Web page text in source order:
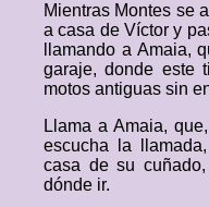
Mientras Montes se
a casa de Víctor y
llamando a Amaia,
garaje, donde este
motos antiguas sin
Llama a Amaia,
escucha la
casa de su
dónde ir.